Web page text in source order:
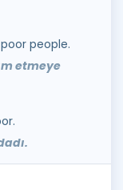
people.
etmeye